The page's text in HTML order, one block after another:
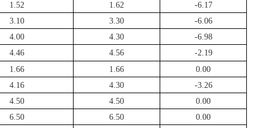
1.52 1.62
-6.17
3.10 3.30
-6.06
4.00 4.30
-6.98
4.46 4.56
-2.19
1.66 1.66
0.00
4.16 4.30
-3.26
4.50 4.50
0.00
6.50 6.50
0.00